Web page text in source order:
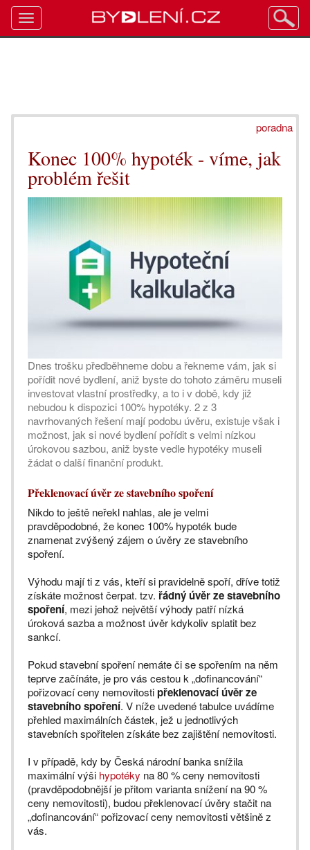
poradna
Konec 100% hypoték - víme, jak
problém řešit
Dnes trošku předběhneme dobu a řekneme vám, jak si
pořídit nové bydlení, aniž byste do tohoto záměru museli
investovat vlastní prostředky, a to i v době, kdy již
nebudou k dispozici 100% hypotéky. 2 z 3
navrhovaných řešení mají podobu úvěru, existuje však i
možnost, jak si nové bydlení pořídit s velmi nízkou
úrokovou sazbou, aniž byste vedle hypotéky museli
žádat o další finanční produkt.
Překlenovací úvěr ze stavebního spoření
Nikdo to ještě neřekl nahlas, ale je velmi
pravděpodobné, že konec 100% hypoték bude
znamenat zvýšený zájem o úvěry ze stavebního
spoření.
Výhodu mají ti z vás, kteří si pravidelně spoří, dříve totiž
získáte možnost čerpat. tzv. řádný úvěr ze stavebního
spoření, mezi jehož největší výhody patří nízká
úroková sazba a možnost úvěr kdykoliv splatit bez
sankcí.
Pokud stavební spoření nemáte či se spořením na něm
teprve začínáte, je pro vás cestou k „dofinancování“
pořizovací ceny nemovitostipřeklenovací úvěr ze
stavebního spoření. V níže uvedené tabulce uvádíme
přehled maximálních částek, jež u jednotlivých
stavebních spořitelen získáte bez zajištění nemovitosti.
I v případě, kdy by Česká národní banka snížila
maximální výši hypotéky na 80 % ceny nemovitosti
(pravděpodobnější je přitom varianta snížení na 90 %
ceny nemovitosti), budou překlenovací úvěry stačit na
„dofinancování“ pořizovací ceny nemovitosti většině z
vás.
Toggle
navigation